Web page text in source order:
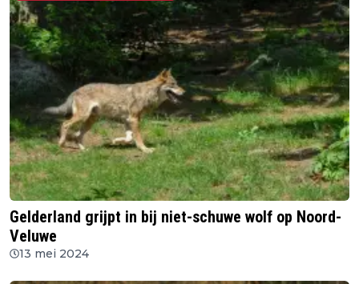
Gelderland grijpt in bij niet-schuwe wolf op Noord-
Veluwe
13 mei 2024